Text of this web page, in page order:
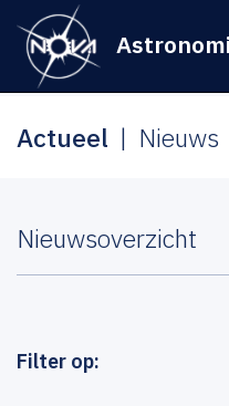
Actueel Nieuws
Nieuwsoverzicht
Filter op: